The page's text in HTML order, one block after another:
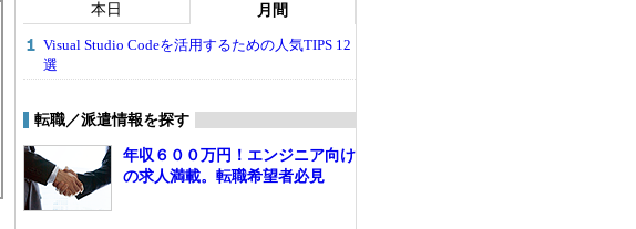
本日 月間
Visual Studio Codeを活用するための人気TIPS 12
選
転職／派遣情報を探す
年収６００万円！エンジニア向け
の求人満載。転職希望者必見